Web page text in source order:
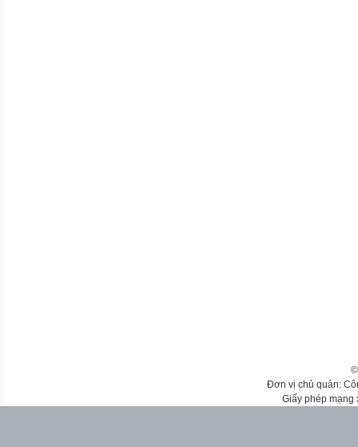
Đơn vị chủ quản:
Giấy phép mạng